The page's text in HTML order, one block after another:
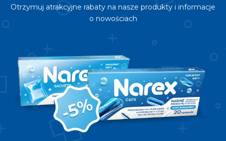
Otrzymuj atrakcyjne rabaty na nasze produkty i informacje
o nowościach